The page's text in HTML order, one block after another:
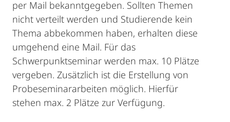
per Mail bekanntgegeben. Sollten Themen
nicht verteilt werden und Studierende kein
Thema abbekommen haben, erhalten diese
umgehend eine Mail. Für das
Schwerpunktseminar werden max. 10 Plätze
vergeben. Zusätzlich ist die Erstellung von
Probeseminararbeiten möglich. Hierfür
stehen max. 2 Plätze zur Verfügung.